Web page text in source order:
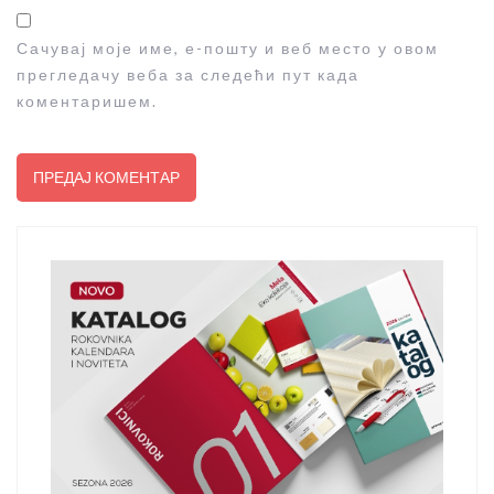
Сачувај моје име, е-пошту и веб место у овом
прегледачу веба за следећи пут када
коментаришем.